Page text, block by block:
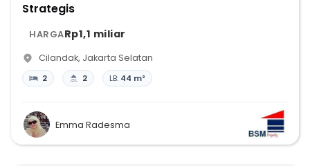
Strategis
HARGARp1,1 miliar
Cilandak, Jakarta Selatan
2 2 LB: 44 m²
Emma Radesma